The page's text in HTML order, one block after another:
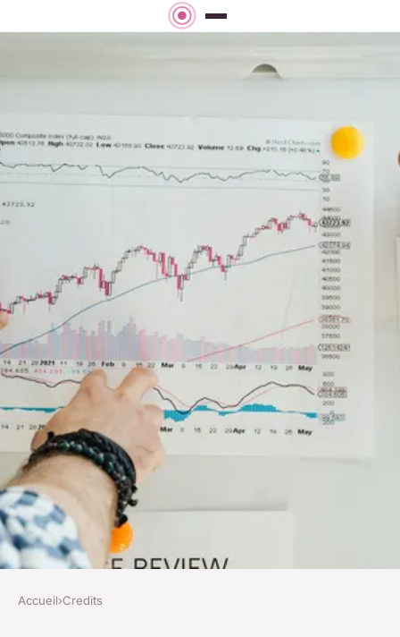
Accueil›Credits